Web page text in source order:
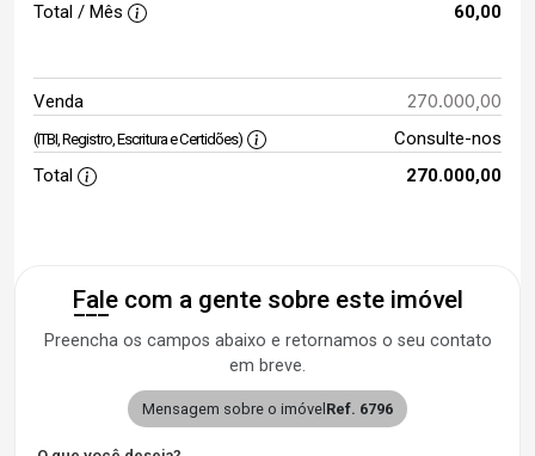
Total / Mês
60,00
Venda 270.000,00
(ITBI, Registro, Escritura e Certidões)
Consulte-nos
Total
270.000,00
Fale com a gente sobre este imóvel
Preencha os campos abaixo e retornamos o seu contato
em breve.
Mensagem sobre o imóvel Ref. 6796